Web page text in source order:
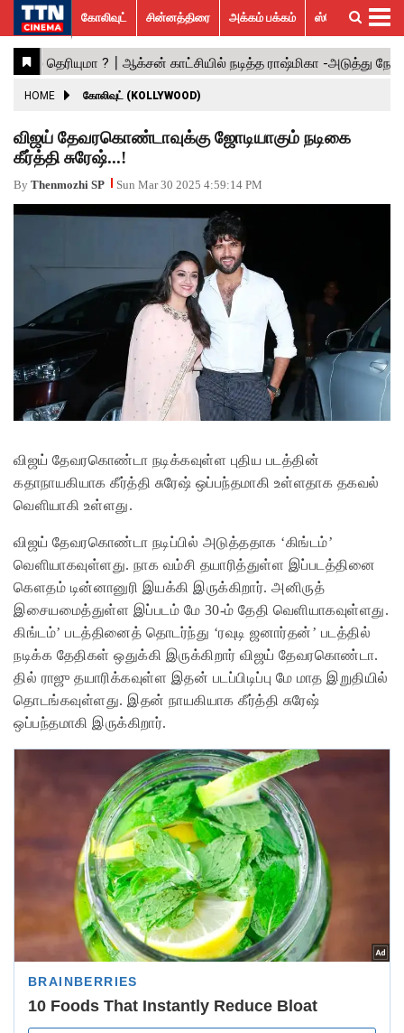
கோலிவுட்
சின்னத்திரை
பாலிவுட்
ஹாலிவுட்
அக்கம்
பக்கம்
ஸ்பெஷல்
ஸ்டோரீஸ்
விமர்சனம்
GALLERY
ACTRESS
ACTORS
MOVIESTILLS
EVENTS
VIDEOS
What’s
Hot
Trending
News
கோலிவுட் சின்னத்திரை அக்கம் பக்கம் ஸ்பெஷல் ஸ்டோரீஸ்
HOME கோலிவுட் (KOLLYWOOD)
விஜய் தேவரகொண்டாவுக்கு ஜோடியாகும் நடிகை
கீர்த்தி சுரேஷ்...!
By Thenmozhi SP Sun Mar 30 2025 4:59:14 PM
விஜய் தேவரகொண்டா நடிக்கவுள்ள புதிய படத்தின்
கதாநாயகியாக கீர்த்தி சுரேஷ் ஒப்பந்தமாகி உள்ளதாக தகவல்
வெளியாகி உள்ளது.
விஜய் தேவரகொண்டா நடிப்பில் அடுத்ததாக ‘கிங்டம்’
வெளியாகவுள்ளது. நாக வம்சி தயாரித்துள்ள இப்படத்தினை
கெளதம் டின்னானுரி இயக்கி இருக்கிறார். அனிருத்
இசையமைத்துள்ள இப்படம் மே 30-ம் தேதி வெளியாகவுள்ளது.
கிங்டம்’ படத்தினைத் தொடர்ந்து ‘ரவுடி ஜனார்தன்’ படத்தில்
நடிக்க தேதிகள் ஒதுக்கி இருக்கிறார் விஜய் தேவரகொண்டா.
தில் ராஜு தயாரிக்கவுள்ள இதன் படப்பிடிப்பு மே மாத இறுதியில்
தொடங்கவுள்ளது. இதன் நாயகியாக கீர்த்தி சுரேஷ்
ஒப்பந்தமாகி இருக்கிறார்.